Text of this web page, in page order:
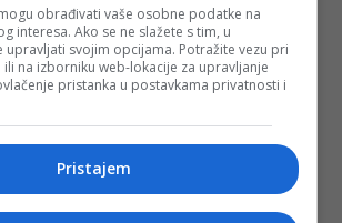
obrađivati vaše osobne podatke na
interesa. Ako se ne slažete s tim, u
upravljati svojim opcijama. Potražite vezu pri
ili na izborniku web-lokacije za upravljanje
pristanka u postavkama privatnosti i
Pristajem